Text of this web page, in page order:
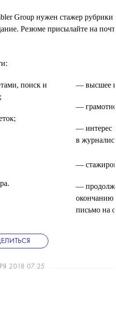
Group нужен стажер
Резюме присылайте на
поиск и
— высшее
—
— интерес
в
—
—
окончанию
письмо на
2018 07:25